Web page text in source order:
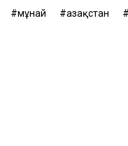
мұнай Қазақстан